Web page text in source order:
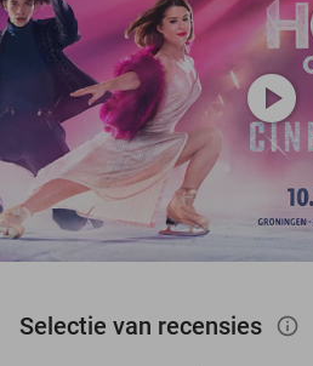
play_circle
Selectie van recensies info_outlined